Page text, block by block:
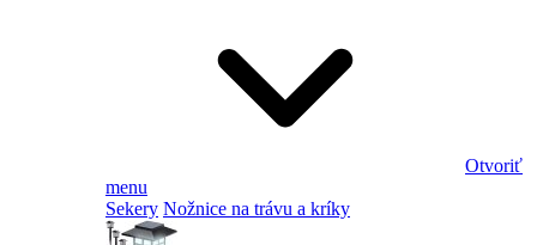
Otvoriť
menu
Sekery Nožnice na trávu a kríky